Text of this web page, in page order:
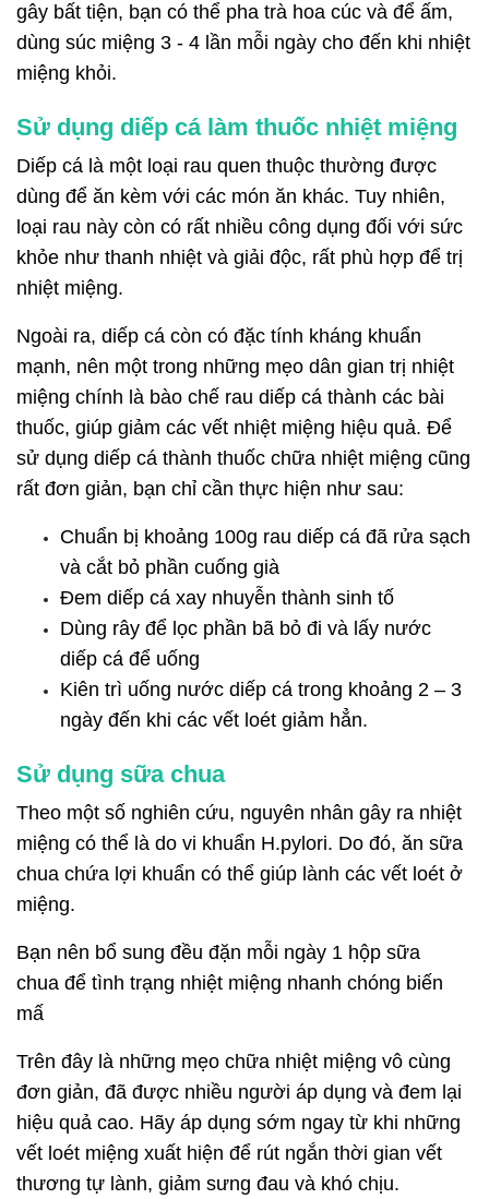
gây bất tiện, bạn có thể pha trà hoa cúc và để ấm,
dùng súc miệng 3 - 4 lần mỗi ngày cho đến khi nhiệt
miệng khỏi.
Sử dụng diếp cá làm thuốc nhiệt miệng
Diếp cá là một loại rau quen thuộc thường được
dùng để ăn kèm với các món ăn khác. Tuy nhiên,
loại rau này còn có rất nhiều công dụng đối với sức
khỏe như thanh nhiệt và giải độc, rất phù hợp để trị
nhiệt miệng.
Ngoài ra, diếp cá còn có đặc tính kháng khuẩn
mạnh, nên một trong những mẹo dân gian trị nhiệt
miệng chính là bào chế rau diếp cá thành các bài
thuốc, giúp giảm các vết nhiệt miệng hiệu quả. Để
sử dụng diếp cá thành thuốc chữa nhiệt miệng cũng
rất đơn giản, bạn chỉ cần thực hiện như sau:
Chuẩn bị khoảng 100g rau diếp cá đã rửa sạch
và cắt bỏ phần cuống già
Đem diếp cá xay nhuyễn thành sinh tố
Dùng rây để lọc phần bã bỏ đi và lấy nước
diếp cá để uống
Kiên trì uống nước diếp cá trong khoảng 2 – 3
ngày đến khi các vết loét giảm hẳn.
Sử dụng sữa chua
Theo một số nghiên cứu, nguyên nhân gây ra nhiệt
miệng có thể là do vi khuẩn H.pylori. Do đó, ăn sữa
chua chứa lợi khuẩn có thể giúp lành các vết loét ở
miệng.
Bạn nên bổ sung đều đặn mỗi ngày 1 hộp sữa
chua để tình trạng nhiệt miệng nhanh chóng biến
mấ
Trên đây là những mẹo chữa nhiệt miệng vô cùng
đơn giản, đã được nhiều người áp dụng và đem lại
hiệu quả cao. Hãy áp dụng sớm ngay từ khi những
vết loét miệng xuất hiện để rút ngắn thời gian vết
thương tự lành, giảm sưng đau và khó chịu.